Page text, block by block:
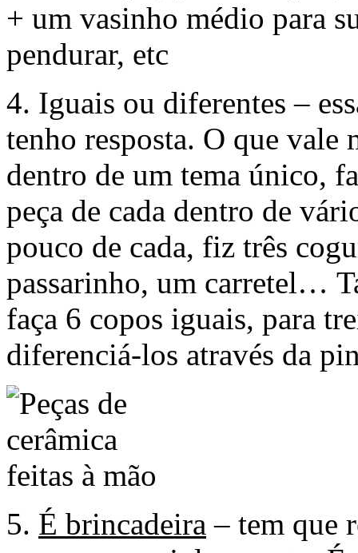
+ um vasinho médio para
pendurar, etc
4. Iguais ou diferentes –
tenho resposta. O que vale
dentro de um tema único,
peça de cada dentro de
pouco de cada, fiz três
passarinho, um carretel…
faça 6 copos iguais, para
diferenciá-los através da
5. É brincadeira – tem que